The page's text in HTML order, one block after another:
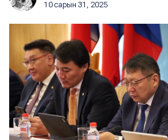
10 сарын 31, 2025